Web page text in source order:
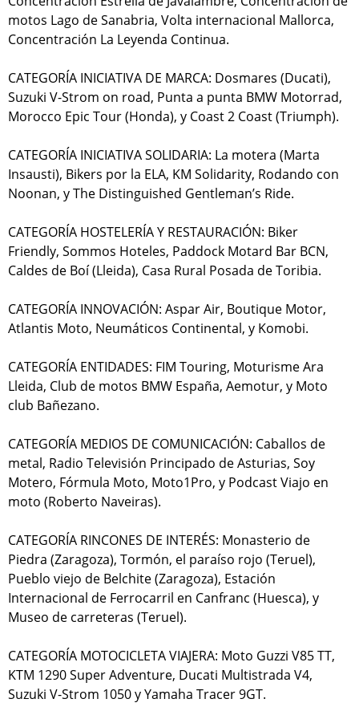
motos Lago de Sanabria, Volta internacional Mallorca,
Concentración La Leyenda Continua.
CATEGORÍA INICIATIVA DE MARCA: Dosmares (Ducati),
Suzuki V-Strom on road, Punta a punta BMW Motorrad,
Morocco Epic Tour (Honda), y Coast 2 Coast (Triumph).
CATEGORÍA INICIATIVA SOLIDARIA: La motera (Marta
Insausti), Bikers por la ELA, KM Solidarity, Rodando con
Noonan, y The Distinguished Gentleman’s Ride.
CATEGORÍA HOSTELERÍA Y RESTAURACIÓN: Biker
Friendly, Sommos Hoteles, Paddock Motard Bar BCN,
Caldes de Boí (Lleida), Casa Rural Posada de Toribia.
CATEGORÍA INNOVACIÓN: Aspar Air, Boutique Motor,
Atlantis Moto, Neumáticos Continental, y Komobi.
CATEGORÍA ENTIDADES: FIM Touring, Moturisme Ara
Lleida, Club de motos BMW España, Aemotur, y Moto
club Bañezano.
CATEGORÍA MEDIOS DE COMUNICACIÓN: Caballos de
metal, Radio Televisión Principado de Asturias, Soy
Motero, Fórmula Moto, Moto1Pro, y Podcast Viajo en
moto (Roberto Naveiras).
CATEGORÍA RINCONES DE INTERÉS: Monasterio de
Piedra (Zaragoza), Tormón, el paraíso rojo (Teruel),
Pueblo viejo de Belchite (Zaragoza), Estación
Internacional de Ferrocarril en Canfranc (Huesca), y
Museo de carreteras (Teruel).
CATEGORÍA MOTOCICLETA VIAJERA: Moto Guzzi V85 TT,
KTM 1290 Super Adventure, Ducati Multistrada V4,
Suzuki V-Strom 1050 y Yamaha Tracer 9GT.